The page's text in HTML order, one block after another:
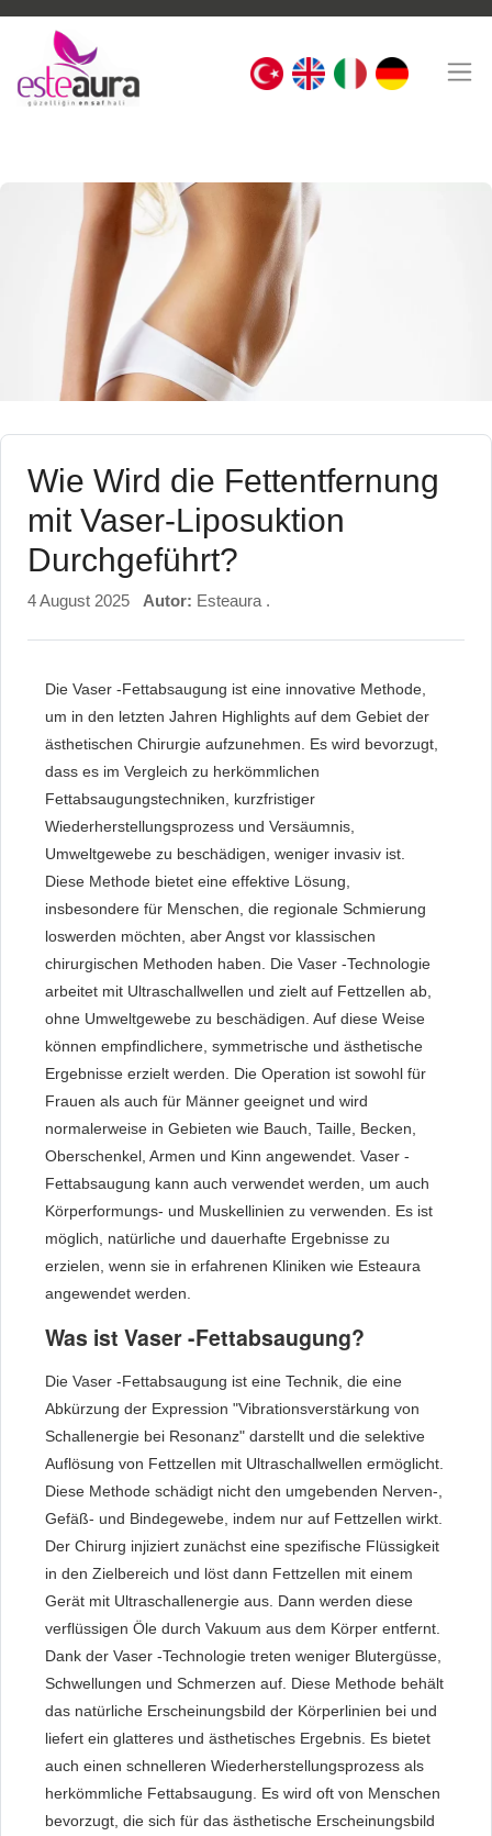
Wie Wird die Fettentfernung
mit Vaser-Liposuktion
Durchgeführt?
4 August 2025 Autor: Esteaura .
Die Vaser -Fettabsaugung ist eine innovative Methode,
um in den letzten Jahren Highlights auf dem Gebiet der
ästhetischen Chirurgie aufzunehmen. Es wird bevorzugt,
dass es im Vergleich zu herkömmlichen
Fettabsaugungstechniken, kurzfristiger
Wiederherstellungsprozess und Versäumnis,
Umweltgewebe zu beschädigen, weniger invasiv ist.
Diese Methode bietet eine effektive Lösung,
insbesondere für Menschen, die regionale Schmierung
loswerden möchten, aber Angst vor klassischen
chirurgischen Methoden haben. Die Vaser -Technologie
arbeitet mit Ultraschallwellen und zielt auf Fettzellen ab,
ohne Umweltgewebe zu beschädigen. Auf diese Weise
können empfindlichere, symmetrische und ästhetische
Ergebnisse erzielt werden. Die Operation ist sowohl für
Frauen als auch für Männer geeignet und wird
normalerweise in Gebieten wie Bauch, Taille, Becken,
Oberschenkel, Armen und Kinn angewendet. Vaser -
Fettabsaugung kann auch verwendet werden, um auch
Körperformungs- und Muskellinien zu verwenden. Es ist
möglich, natürliche und dauerhafte Ergebnisse zu
erzielen, wenn sie in erfahrenen Kliniken wie Esteaura
angewendet werden.
Was ist Vaser -Fettabsaugung?
Die Vaser -Fettabsaugung ist eine Technik, die eine
Abkürzung der Expression "Vibrationsverstärkung von
Schallenergie bei Resonanz" darstellt und die selektive
Auflösung von Fettzellen mit Ultraschallwellen ermöglicht.
Diese Methode schädigt nicht den umgebenden Nerven-,
Gefäß- und Bindegewebe, indem nur auf Fettzellen wirkt.
Der Chirurg injiziert zunächst eine spezifische Flüssigkeit
in den Zielbereich und löst dann Fettzellen mit einem
Gerät mit Ultraschallenergie aus. Dann werden diese
verflüssigen Öle durch Vakuum aus dem Körper entfernt.
Dank der Vaser -Technologie treten weniger Blutergüsse,
Schwellungen und Schmerzen auf. Diese Methode behält
das natürliche Erscheinungsbild der Körperlinien bei und
liefert ein glatteres und ästhetisches Ergebnis. Es bietet
auch einen schnelleren Wiederherstellungsprozess als
herkömmliche Fettabsaugung. Es wird oft von Menschen
bevorzugt, die sich für das ästhetische Erscheinungsbild